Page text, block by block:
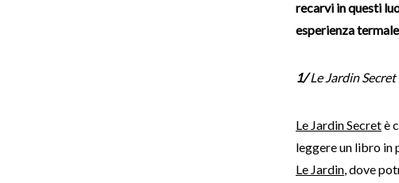
recarvi in questi
esperienza
1/Le Jardin Secret
Le Jardin Secretè
leggere un libro in
Le Jardin, dove